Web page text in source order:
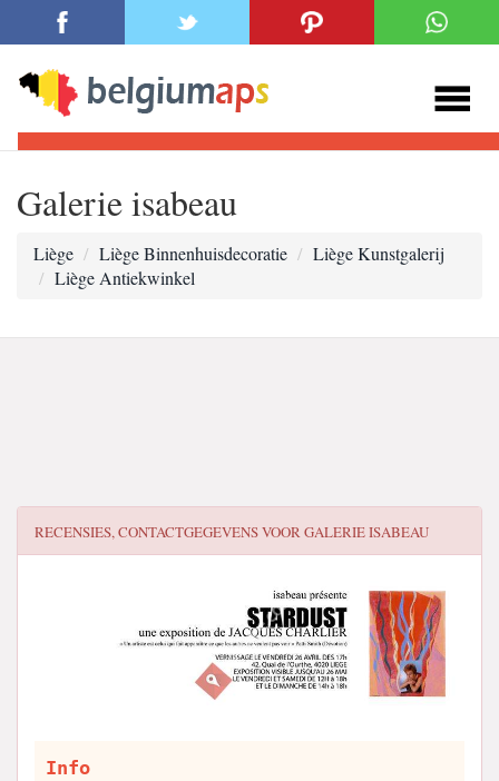
Galerie isabeau
Liège Liège Binnenhuisdecoratie
Liège Kunstgalerij
Liège Antiekwinkel
RECENSIES, CONTACTGEGEVENS VOORGALERIE ISABEAU
Info